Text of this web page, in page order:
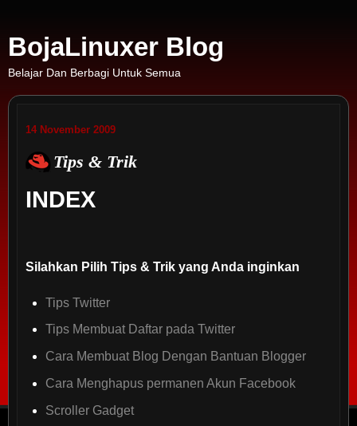
BojaLinuxer Blog
Belajar Dan Berbagi Untuk Semua
14 November 2009
Tips & Trik
INDEX
Silahkan Pilih Tips & Trik yang Anda inginkan
Tips Twitter
Tips Membuat Daftar pada Twitter
Cara Membuat Blog Dengan Bantuan Blogger
Cara Menghapus permanen Akun Facebook
Scroller Gadget